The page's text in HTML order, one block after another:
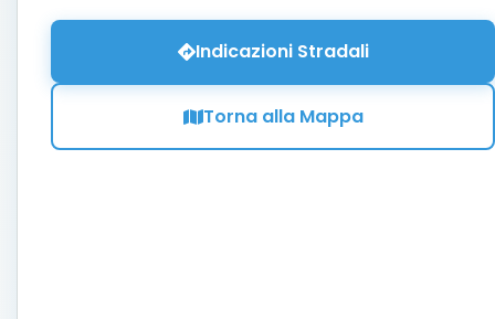
Indicazioni Stradali
Torna alla Mappa